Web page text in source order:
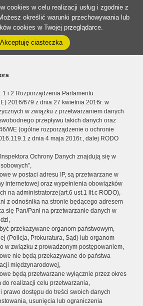
cookies w celu realizacji usług i zgodnie z
określić warunki przechowywania lub
cookies w Twojej przeglądarce.
Akceptuję ciasteczka
1 i 2 Rozporządzenia Parlamentu
2016/679 z dnia 27 kwietnia 2016r. w
w związku z przetwarzaniem danych
przepływu takich danych oraz
WE (ogólne rozporządzenie o ochronie
z dnia 4 maja 2016r., dalej RODO
Ochrony Danych znajdują się w
w postaci adresu IP, są przetwarzane w
internetowej oraz wypełnienia obowiązków
na administratorze(art.6 ust.1 lit.c RODO),
z odnośnika na stronie będącego adresem
się Pan/Pani na przetwarzanie danych w
przekazywane organom państwowym,
(Policja, Prokuratura, Sąd) lub organom
w związku z prowadzonym postępowaniem,
nie będą przekazywane do państwa
międzynarodowej,
będą przetwarzane wyłącznie przez okres
do realizacji celu przetwarzania,
prawo dostępu do treści swoich danych
usunięcia lub ograniczenia